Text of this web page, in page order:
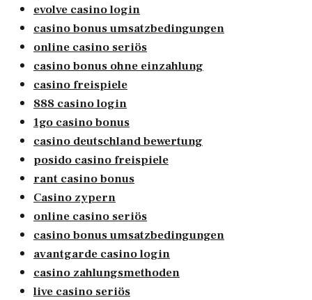
evolve casino login
casino bonus umsatzbedingungen
online casino seriös
casino bonus ohne einzahlung
casino freispiele
888 casino login
1go casino bonus
casino deutschland bewertung
posido casino freispiele
rant casino bonus
Casino zypern
online casino seriös
casino bonus umsatzbedingungen
avantgarde casino login
casino zahlungsmethoden
live casino seriös